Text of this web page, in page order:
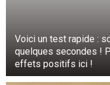
Voici un test rapide :
quelques secondes !
effets positifs ici !